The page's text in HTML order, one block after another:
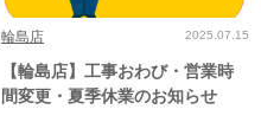
輪島店 2025.07.15
【輪島店】工事おわび・営業時
間変更・夏季休業のお知らせ